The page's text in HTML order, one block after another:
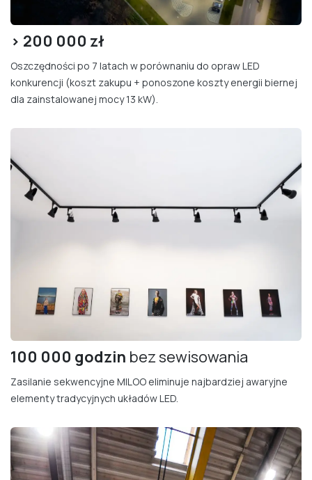
> 200 000 zł
Oszczędności po 7 latach w porównaniu do opraw LED
konkurencji (koszt zakupu + ponoszone koszty energii biernej
dla zainstalowanej mocy 13 kW).
100 000 godzin bez sewisowania
Zasilanie sekwencyjne MILOO eliminuje najbardziej awaryjne
elementy tradycyjnych układów LED.